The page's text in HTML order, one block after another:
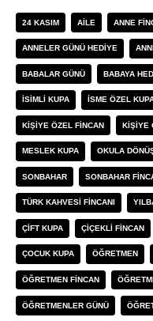
24 KASIM AILE ANNE
ANNELER GÜNÜ HEDIYE
BABALAR GÜNÜ BABAYA
ISIMLI KUPA ISME ÖZEL
KIŞIYE ÖZEL FINCAN KIŞIYE
MESLEK KUPA OKULA
SONBAHAR SONBAHAR
TÜRK KAHVESI FINCANI
ÇIFT KUPA ÇIÇEKLI FINCAN
ÇOCUK KUPA ÖĞRETMEN
ÖĞRETMEN FINCAN
ÖĞRETMENLER GÜNÜ